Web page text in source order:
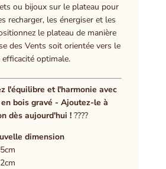
ou bijoux sur le plateau pour
recharger, les énergiser et les
le plateau de manière
des Vents soit orientée vers le
optimale.
l'équilibre et l'harmonie avec
bois gravé - Ajoutez-le à
dès aujourd'hui !????️
dimension